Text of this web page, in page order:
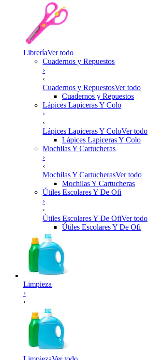
LibreríaVer todo
Cuadernos y Repuestos
›
‹
Cuadernos y RepuestosVer todo
Cuadernos y Repuestos
Lápices Lapiceras Y Colo
›
‹
Lápices Lapiceras Y ColoVer todo
Lápices Lapiceras Y Colo
Mochilas Y Cartucheras
›
‹
Mochilas Y CartucherasVer todo
Mochilas Y Cartucheras
Útiles Escolares Y De Ofi
›
‹
Útiles Escolares Y De OfiVer todo
Útiles Escolares Y De Ofi
Limpieza
›
‹